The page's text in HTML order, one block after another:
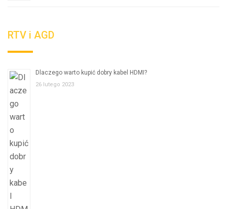
RTV i AGD
Dlaczego warto kupić dobry kabel HDMI?
26 lutego 2023